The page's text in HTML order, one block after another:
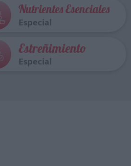
Nutrientes Esenciales
Especial
Estreñimiento
Especial